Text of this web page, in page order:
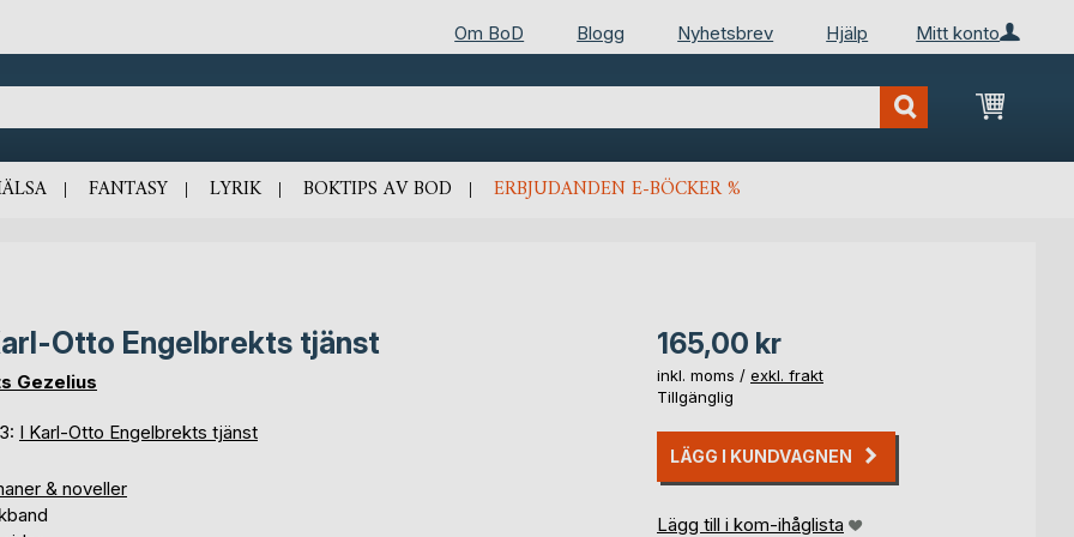
Mitt konto
Om BoD Blogg Nyhetsbrev Hjälp
Min
FANTASY LYRIK BOKTIPS AV BOD ERBJUDANDEN E-BÖCKER %
Otto Engelbrekts tjänst
Gezelius
I Karl-Otto Engelbrekts tjänst
& noveller
165,00 kr
inkl. moms / exkl. frakt
Tillgänglig
LÄGG I KUNDVAGNEN
Lägg till i kom-ihåglista